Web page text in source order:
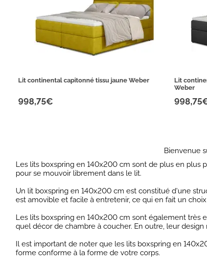
Lit continental capitonné tissu jaune Weber
998,75€
Lit
Weber
Bienvenue
Les lits boxspring en 140x200 cm sont de plus en plus
pour se mouvoir librement dans le lit.
Un lit boxspring en 140x200 cm est constitué d'une
est amovible et facile à entretenir, ce qui en fait un
Les lits boxspring en 140x200 cm sont également très
quel décor de chambre à coucher. En outre, leur
Il est important de noter que les lits boxspring en
forme conforme à la forme de votre corps.